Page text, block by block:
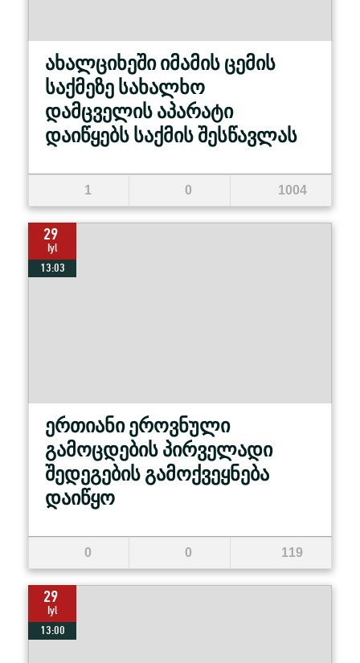
ახალციხეში იმამის ცემის
საქმეზე სახალხო
დამცველის აპარატი
დაიწყებს საქმის შესწავლას
1 0 1004
29
Iyl
13:03
ერთიანი ეროვნული
გამოცდების პირველადი
შედეგების გამოქვეყნება
დაიწყო
0 0 119
29
Iyl
13:00